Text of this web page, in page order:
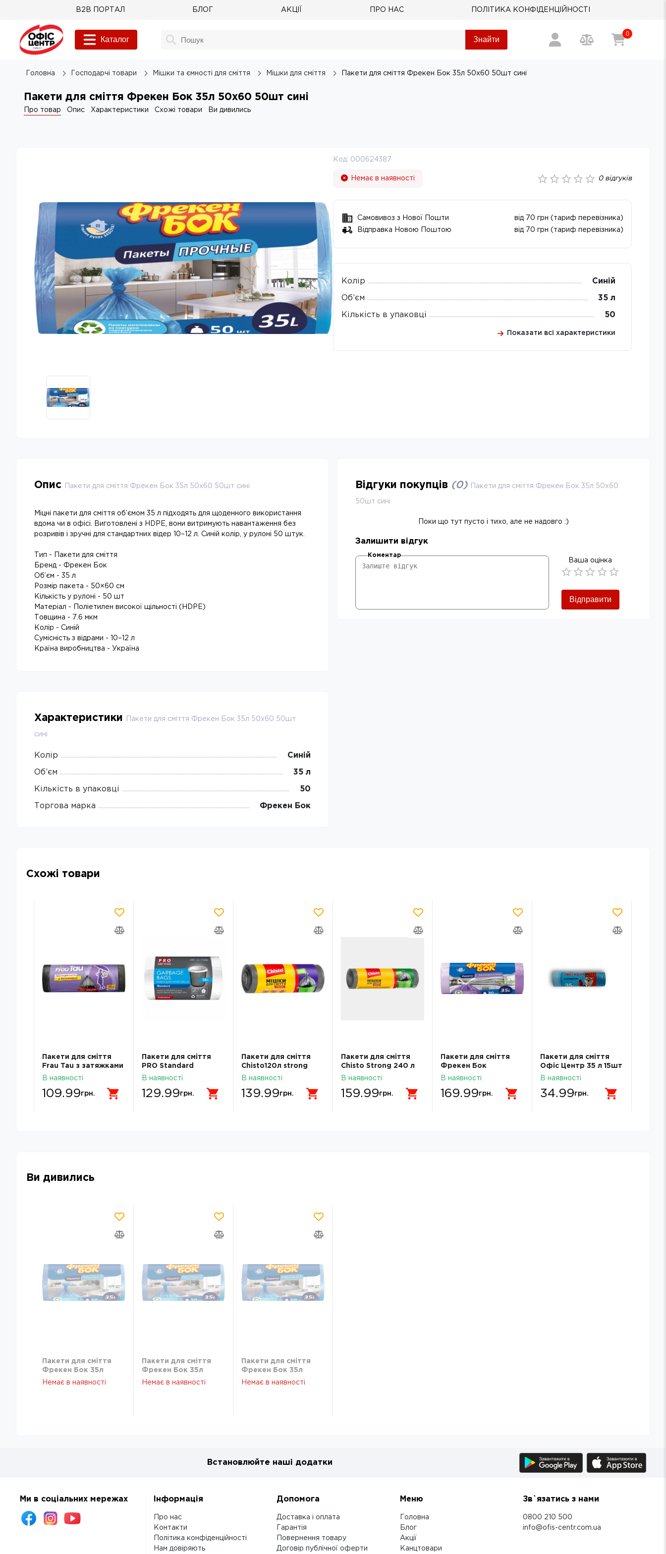
B2B ПОРТАЛ БЛОГ АКЦІЇ ПРО НАС ПОЛІТИКА КОНФІДЕНЦІЙНОСТІ
Каталог Знайти
0
Головна Господарчі товари Мішки та ємності для сміття Мішки для сміття Пакети для сміття Фрекен Бок 35л 50х60 50шт сині
Пакети для сміття Фрекен Бок 35л 50х60 50шт сині
Про товар Опис Характеристики Схожі товари Ви дивились
Код: 000624387
Немає в наявності 0відгуків
Самовивоз з Нової Пошти
від 70 грн (тариф перевізника)
Відправка Новою Поштою
від 70 грн (тариф перевізника)
Колір Синій
Об’єм 35 л
Кількість в упаковці 50
Показати всі характеристики
Опис Пакети для сміття Фрекен Бок 35л 50х60 50шт сині
Міцні пакети для сміття об’ємом 35 л підходять для щоденного використання
вдома чи в офісі. Виготовлені з HDPE, вони витримують навантаження без
розривів і зручні для стандартних відер 10–12 л. Синій колір, у рулоні 50 штук.
Тип - Пакети для сміття
Бренд - Фрекен Бок
Об’єм - 35 л
Розмір пакета - 50×60 см
Кількість у рулоні - 50 шт
Матеріал - Поліетилен високої щільності (HDPE)
Товщина - 7.6 мкм
Колір - Синій
Сумісність з відрами - 10–12 л
Країна виробництва - Україна
Характеристики Пакети для сміття Фрекен Бок 35л 50х60 50шт
сині
Колір Синій
Об’єм 35 л
Кількість в упаковці 50
Торгова марка Фрекен Бок
Відгуки покупців (0) Пакети для сміття Фрекен Бок 35л 50х60
50шт сині
Поки що тут пусто і тихо, але не надовго :)
Залишити відгук
Коментар
Ваша оцінка
Відправити
Схожі товари
Пакети для сміття
Frau Tau з затяжками
35 л 30 шт
В наявності
109.99грн.
Пакети для сміття
PRO Standard
Standard HD Білі 35л
В наявності
129.99грн.
Пакети для сміття
Chisto120л strong
10шт
В наявності
139.99грн.
Пакети для сміття
Chisto Strong 240 л
5шт
В наявності
159.99грн.
Пакети для сміття
Фрекен Бок
35л/30шт із
В наявності
169.99грн.
Пакети для сміття
Офіс Центр 35 л 15шт
з затяжкою ОС112237
В наявності
34.99грн.
Ви дивились
Пакети для сміття
Фрекен Бок 35л
50х60 50шт сині
Немає в наявності
Пакети для сміття
Фрекен Бок 35л
50х60 50шт сині
Немає в наявності
Пакети для сміття
Фрекен Бок 35л
50х60 50шт сині
Немає в наявності
Встановлюйте наші додатки
Ми в соціальних мережах Інформація
Про нас
Контакти
Політика конфіденційності
Нам довіряють
Допомога
Доставка і оплата
Гарантія
Повернення товару
Договір публічної оферти
Меню
Головна
Блог
Акції
Канцтовари
Зв`язатись з нами
0800 210 500
info@ofis-centr.com.ua